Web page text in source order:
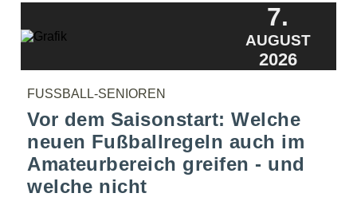
7.
AUGUST
2026
FUSSBALL-SENIOREN
Vor dem Saisonstart: Welche
neuen Fußballregeln auch im
Amateurbereich greifen - und
welche nicht